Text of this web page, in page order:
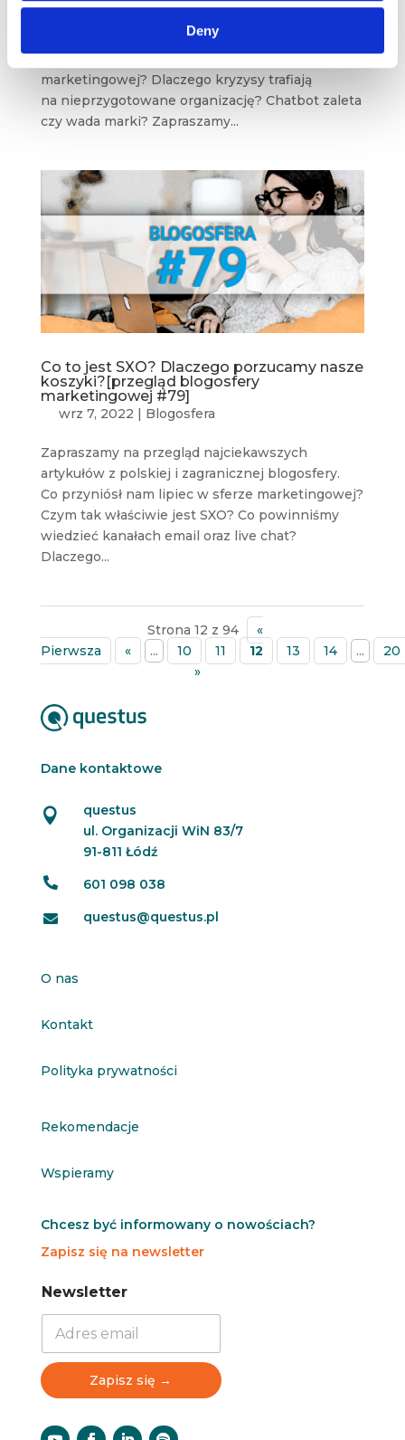
Deny
artykułów z polskiej i zagranicznej blogosfery.
Co przyniósł nam koniec lata w sferze
marketingowej? Dlaczego kryzysy trafiają
na nieprzygotowane organizację? Chatbot zaleta
czy wada marki? Zapraszamy...
Co to jest SXO? Dlaczego porzucamy nasze
koszyki?[przegląd blogosfery
marketingowej #79]
wrz 7, 2022 | Blogosfera
Zapraszamy na przegląd najciekawszych
artykułów z polskiej i zagranicznej blogosfery.
Co przyniósł nam lipiec w sferze marketingowej?
Czym tak właściwie jest SXO? Co powinniśmy
wiedzieć kanałach email oraz live chat?
Dlaczego...
Strona 12 z 94
«
Pierwsza
« ... 10 11 12 13 14 ...
20
»
Dane kontaktowe

questus
ul. Organizacji WiN 83/7
91-811 Łódź
 601 098 038
 questus@questus.pl
O nas
Kontakt
Polityka prywatności
Rekomendacje
Wspieramy
Chcesz być informowany o nowościach?
Zapisz się na newsletter
N
e
t
e
N
e
t
e
Newsletter
Zapisz się →